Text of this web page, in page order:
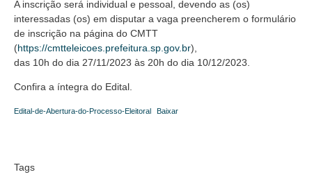
A inscrição será individual e pessoal, devendo as (os)
interessadas (os) em disputar a vaga preencherem o formulário
de inscrição na página do CMTT
(https://cmtteleicoes.prefeitura.sp.gov.br),
das 10h do dia 27/11/2023 às 20h do dia 10/12/2023.
Confira a íntegra do Edital.
Edital-de-Abertura-do-Processo-Eleitoral Baixar
Tags